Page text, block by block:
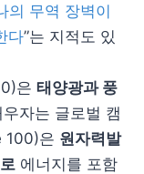
의 무역 장벽이
다”는 지적도 있
은 태양광과 풍
자는 글로벌 캠
100)은 원자력발
에너지를 포함